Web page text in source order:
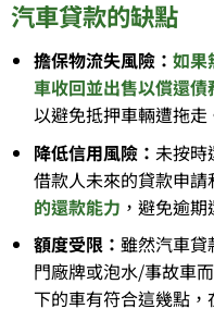
汽車貸款的缺點
擔保物流失風險： 如果
車收回並出售以償還債
以避免抵押車輛遭拖走
降低信用風險： 未按時
借款人未來的貸款申
的還款能力 ，避免逾期
額度受限： 雖然汽車貸
門廠牌或泡水/事故車
下的車有符合這幾點，